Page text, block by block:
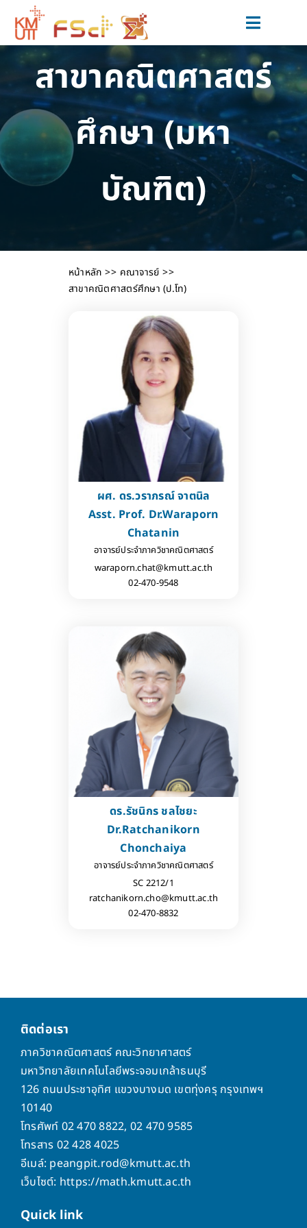
content
Toggle
สมัครเรียน
หลักสูตร
วิจัยและนวัตกรรม
ข่าวสารและกิจกรรม
สำหรับนักศึกษาปัจจุบัน
สาขาคณิตศาสตร์
ศึกษา (มหา
บัณฑิต)
หน้าหลัก
คณาจารย์
สาขาคณิตศาสตร์ศึกษา (ป.โท)
ผศ. ดร.วราภรณ์ จาตนิล
Asst. Prof. Dr.Waraporn
Chatanin
อาจารย์ประจำภาควิชาคณิตศาสตร์
waraporn.chat@kmutt.ac.th
02-470-9548
ดร.รัชนิกร ชลไชยะ
Dr.Ratchanikorn
Chonchaiya
อาจารย์ประจำภาควิชาคณิตศาสตร์
SC 2212/1
ratchanikorn.cho@kmutt.ac.th
02-470-8832
ติดต่อเรา
ภาควิชาคณิตศาสตร์ คณะวิทยาศาสตร์
มหาวิทยาลัยเทคโนโลยีพระจอมเกล้าธนบุรี
126 ถนนประชาอุทิศ แขวงบางมด เขตทุ่งครุ กรุงเทพฯ
10140
โทรศัพท์ 02 470 8822, 02 470 9585
โทรสาร 02 428 4025
อีเมล์: peangpit.rod@kmutt.ac.th
เว็บไซต์: https://math.kmutt.ac.th
Quick link